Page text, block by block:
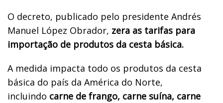
O decreto, publicado pelo presidente Andrés
Manuel López Obrador, zera as tarifas para
importação de produtos da cesta básica.
A medida impacta todo os produtos da cesta
básica do país da América do Norte,
incluindo carne de frango, carne suína, carne